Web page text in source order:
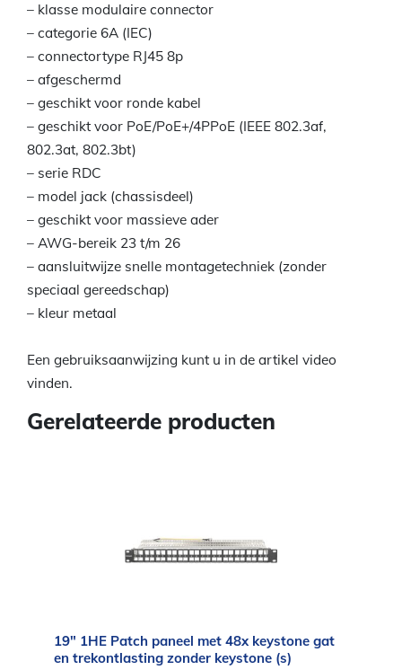
– klasse modulaire connector
– categorie 6A (IEC)
– connectortype RJ45 8p
– afgeschermd
– geschikt voor ronde kabel
– geschikt voor PoE/PoE+/4PPoE (IEEE 802.3af,
802.3at, 802.3bt)
– serie RDC
– model jack (chassisdeel)
– geschikt voor massieve ader
– AWG-bereik 23 t/m 26
– aansluitwijze snelle montagetechniek (zonder
speciaal gereedschap)
– kleur metaal
Een gebruiksaanwijzing kunt u in de artikel video
vinden.
Gerelateerde producten
19″ 1HE Patch paneel met 48x keystone gat
en trekontlasting zonder keystone (s)